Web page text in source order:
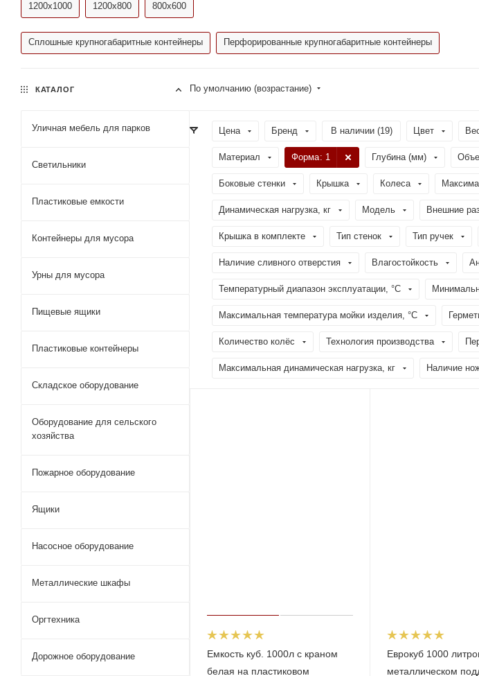
1200х1000 1200х800 800х600
Сплошные крупногабаритные контейнеры Перфорированные крупногабаритные контейнеры
По умолчанию (возрастание)
Цена Бренд В наличии (19) Цвет
Материал Форма: 1 Глубина (мм)
Боковые стенки Крышка Колеса
Динамическая нагрузка, кг Модель Внешние
Крышка в комплекте Тип стенок Тип ручек
Наличие сливного отверстия Влагостойкость
Температурный диапазон эксплуатации, °C
Максимальная температура мойки изделия, °C
Количество колёс Технология производства
Максимальная динамическая нагрузка, кг Наличие
Емкость куб. 1000л с краном
белая на пластиковом
Еврокуб 1000
металлическом
КАТАЛОГ
Уличная мебель для парков
Светильники
Пластиковые емкости
Контейнеры для мусора
Урны для мусора
Пищевые ящики
Пластиковые контейнеры
Складское оборудование
Оборудование для сельского
хозяйства
Пожарное оборудование
Ящики
Насосное оборудование
Металлические шкафы
Оргтехника
Дорожное оборудование